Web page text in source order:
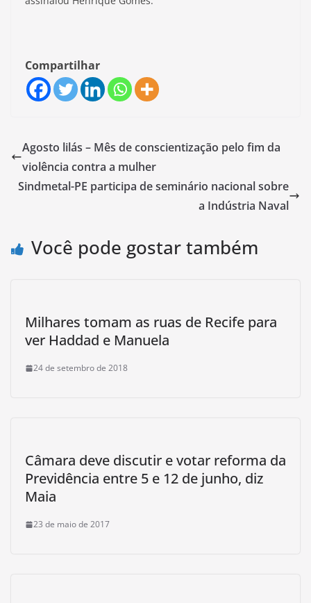
Compartilhar
Agosto lilás – Mês de conscientização pelo fim da
violência contra a mulher
Sindmetal-PE participa de seminário nacional sobre
a Indústria Naval
Você pode gostar também
Milhares tomam as ruas de Recife para
ver Haddad e Manuela
24 de setembro de 2018
Câmara deve discutir e votar reforma da
Previdência entre 5 e 12 de junho, diz
Maia
23 de maio de 2017